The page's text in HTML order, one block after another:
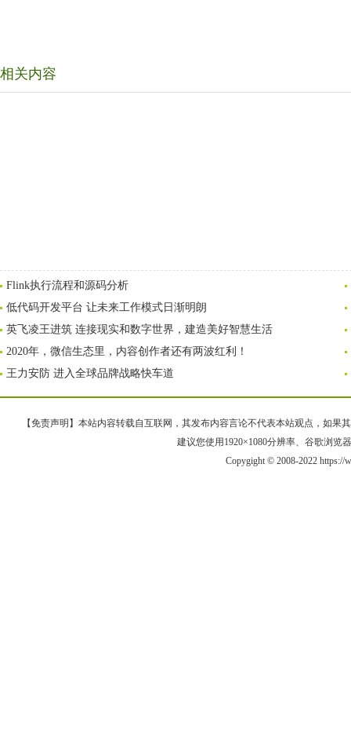
相关内容
Flink执行流程和源码分析
低代码开发平台 让未来工作模式日渐明朗
英飞凌王进筑 连接现实和数字世界，建造美好智慧生活
2020年，微信生态里，内容创作者还有两波红利！
王力安防 进入全球品牌战略快车道
【免责声明】本站内容转载自互联网，其发布内容言论不代表本站观点，如果
建议您使用1920×1080分辨率、谷歌浏览
Copygight © 2008-2022 https://